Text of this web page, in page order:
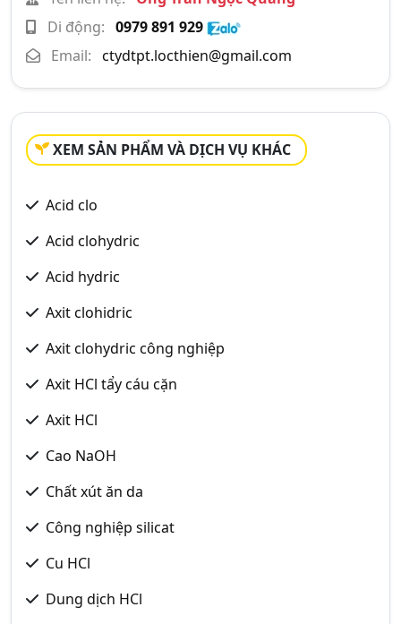
Di động: 0979 891 929
Email: ctydtpt.locthien@gmail.com
XEM SẢN PHẨM VÀ DỊCH VỤ KHÁC
Acid clo
Acid clohydric
Acid hydric
Axit clohidric
Axit clohydric công nghiệp
Axit HCl tẩy cáu cặn
Axit HCl
Cao NaOH
Chất xút ăn da
Công nghiệp silicat
Cu HCl
Dung dịch HCl